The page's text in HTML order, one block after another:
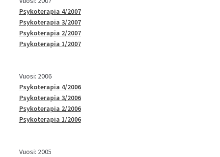
Psykoterapia 4/2007
Psykoterapia 3/2007
Psykoterapia 2/2007
Psykoterapia 1/2007
Vuosi: 2006
Psykoterapia 4/2006
Psykoterapia 3/2006
Psykoterapia 2/2006
Psykoterapia 1/2006
Vuosi: 2005